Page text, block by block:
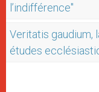
l’indifférence"
Veritatis gaudium,
études